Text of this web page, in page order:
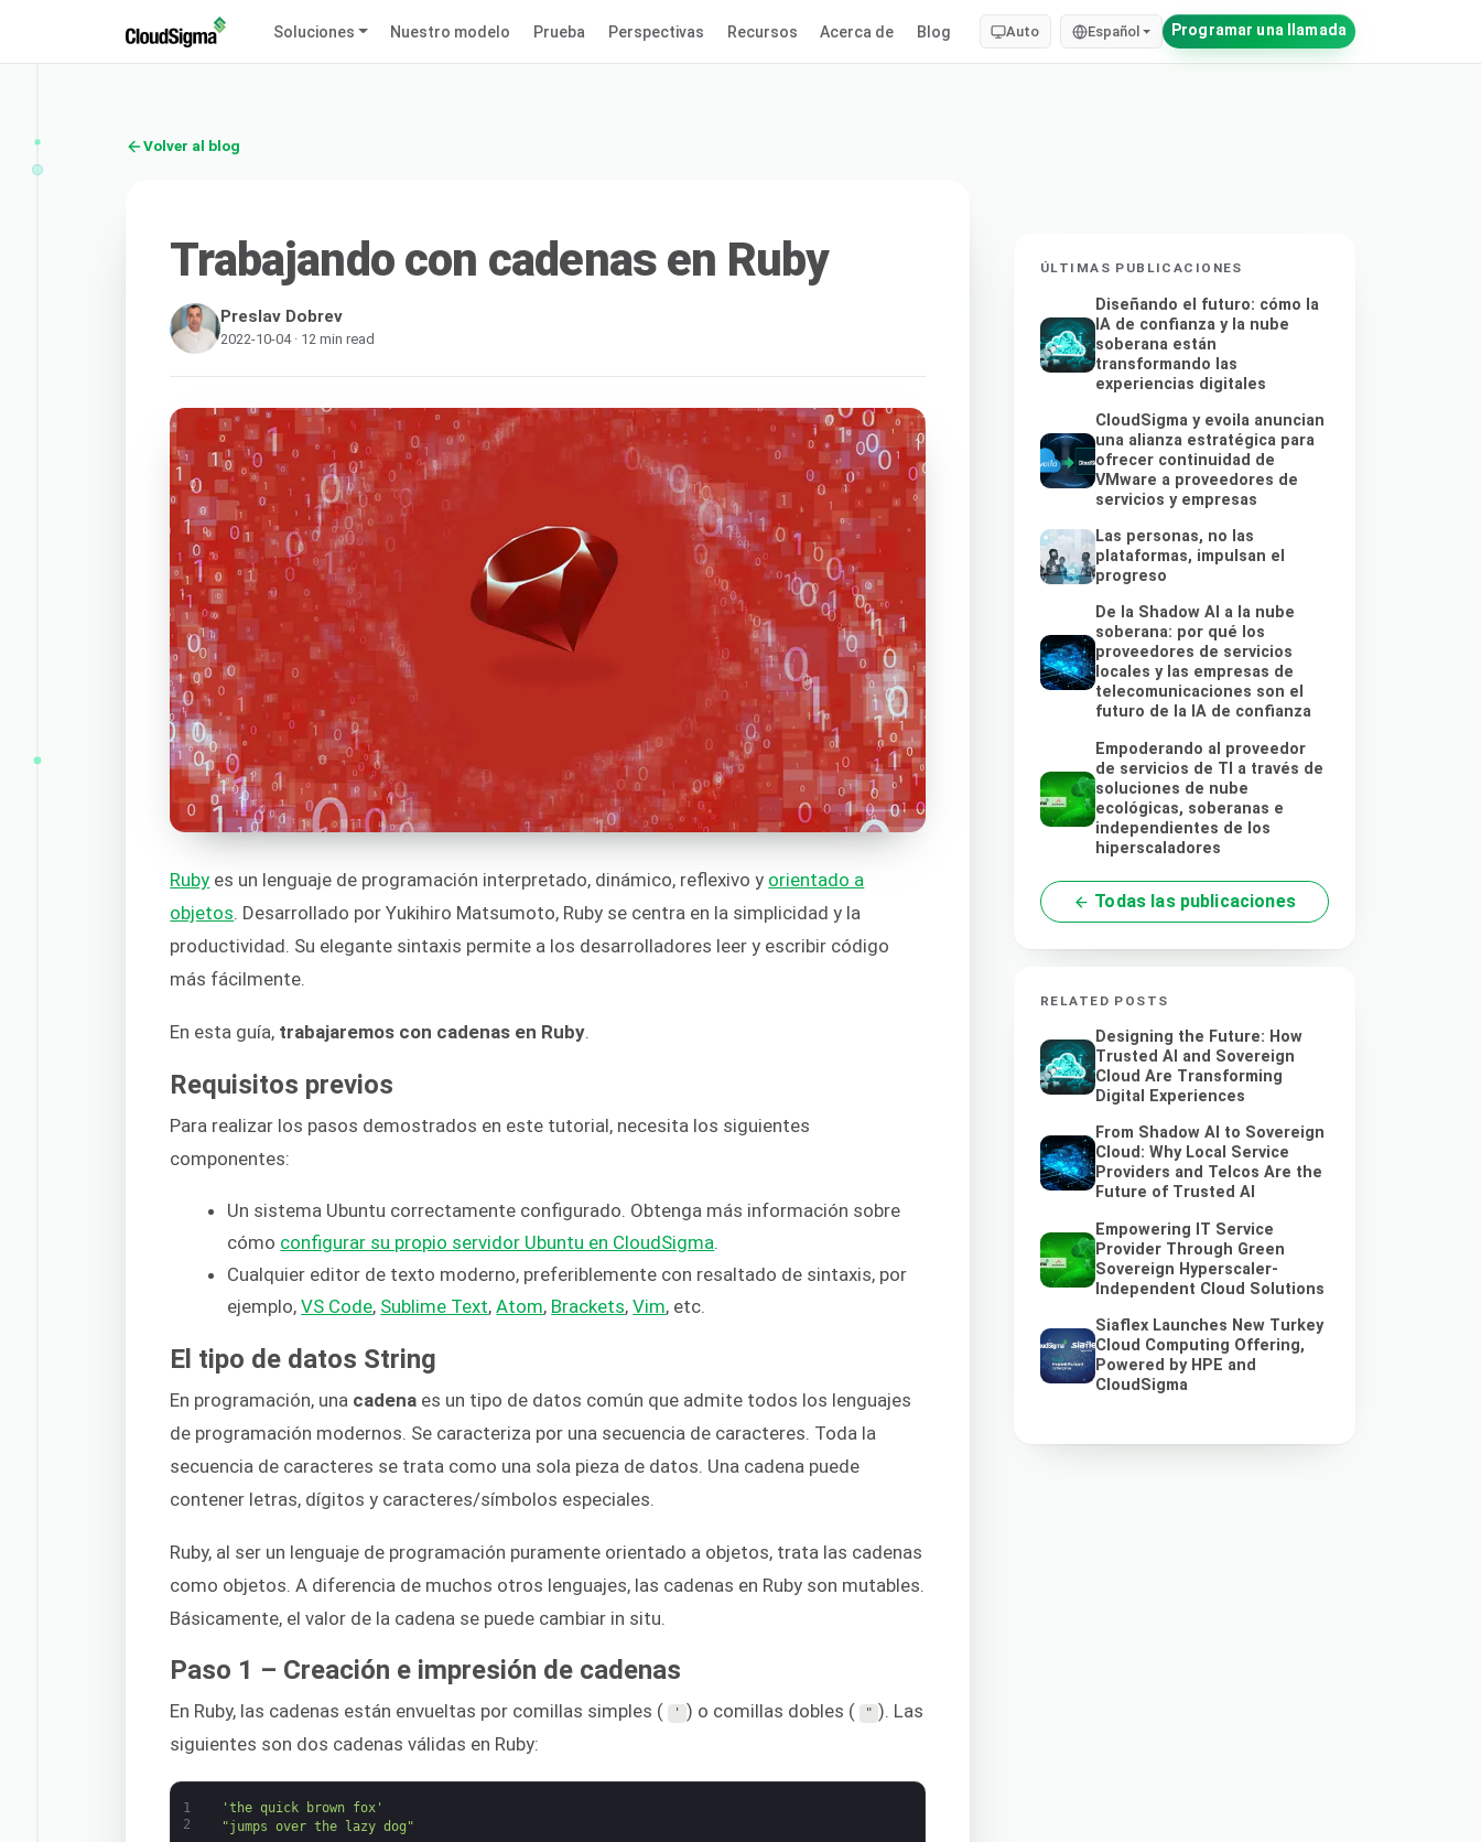
Soluciones Nuestro modelo Prueba Perspectivas Recursos Acerca de Blog Auto Español Programar una llamada
Volver al blog
Trabajando con cadenas en Ruby
Preslav Dobrev
2022-10-04 · 12 min read
Ruby es un lenguaje de programación interpretado, dinámico, reflexivo y orientado a
objetos. Desarrollado por Yukihiro Matsumoto, Ruby se centra en la simplicidad y la
productividad. Su elegante sintaxis permite a los desarrolladores leer y escribir código
más fácilmente.
En esta guía, trabajaremos con cadenas en Ruby.
Requisitos previos
Para realizar los pasos demostrados en este tutorial, necesita los siguientes
componentes:
Un sistema Ubuntu correctamente configurado. Obtenga más información sobre
cómo configurar su propio servidor Ubuntu en CloudSigma.
Cualquier editor de texto moderno, preferiblemente con resaltado de sintaxis, por
ejemplo,VS Code, Sublime Text,Atom, Brackets,Vim, etc.
El tipo de datos String
En programación, una cadena es un tipo de datos común que admite todos los lenguajes
de programación modernos. Se caracteriza por una secuencia de caracteres. Toda la
secuencia de caracteres se trata como una sola pieza de datos. Una cadena puede
contener letras, dígitos y caracteres/símbolos especiales.
Ruby, al ser un lenguaje de programación puramente orientado a objetos, trata las cadenas
como objetos. A diferencia de muchos otros lenguajes, las cadenas en Ruby son mutables.
Básicamente, el valor de la cadena se puede cambiar in situ.
Paso 1 – Creación e impresión de cadenas
En Ruby, las cadenas están envueltas por comillas simples ( ' ) o comillas dobles ( " ). Las
siguientes son dos cadenas válidas en Ruby:
1
2
'the quick brown fox'
"jumps over the lazy dog"
ÚLTIMAS PUBLICACIONES
Diseñando el futuro: cómo la
IA de confianza y la nube
soberana están
transformando las
experiencias digitales
CloudSigma y evoila anuncian
una alianza estratégica para
ofrecer continuidad de
VMware a proveedores de
servicios y empresas
Las personas, no las
plataformas, impulsan el
progreso
De la Shadow AI a la nube
soberana: por qué los
proveedores de servicios
locales y las empresas de
telecomunicaciones son el
futuro de la IA de confianza
Empoderando al proveedor
de servicios de TI a través de
soluciones de nube
ecológicas, soberanas e
independientes de los
hiperscaladores
Todas las publicaciones
RELATED POSTS
Designing the Future: How
Trusted AI and Sovereign
Cloud Are Transforming
Digital Experiences
From Shadow AI to Sovereign
Cloud: Why Local Service
Providers and Telcos Are the
Future of Trusted AI
Empowering IT Service
Provider Through Green
Sovereign Hyperscaler-
Independent Cloud Solutions
Siaflex Launches New Turkey
Cloud Computing Offering,
Powered by HPE and
CloudSigma